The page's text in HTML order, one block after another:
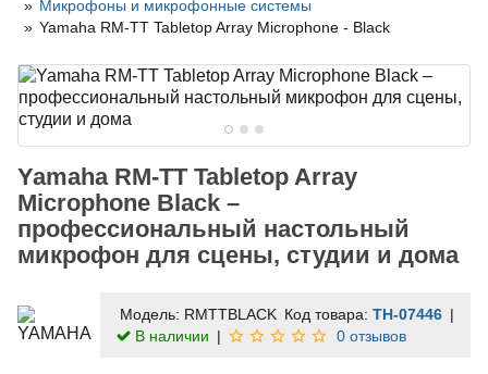
Микрофоны и микрофонные системы
Yamaha RM-TT Tabletop Array Microphone - Black
Yamaha RM-TT Tabletop Array
Microphone Black –
профессиональный настольный
микрофон для сцены, студии и дома
Модель: RMTTBLACK Код товара: TH-07446
В наличии
0 отзывов